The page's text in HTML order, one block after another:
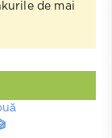
de mai